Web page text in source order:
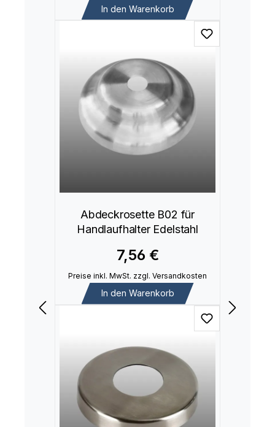
In den Warenkorb
Abdeckrosette B02 für
Handlaufhalter Edelstahl
7,56 €
Preise inkl. MwSt. zzgl. Versandkosten
In den Warenkorb